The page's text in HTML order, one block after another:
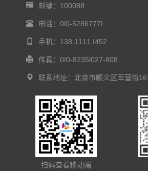
邮编：100088
电话：0l0-5286777I
手机：138 1111 I452
传真：0I0-8235l027-808
联系地址：北京市顺义区军营街
扫码查看移动端